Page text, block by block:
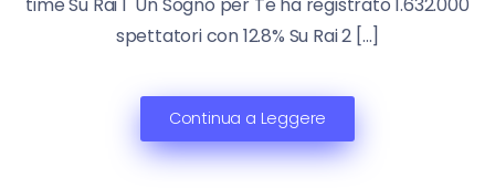
spettatori con 12.8% Su Rai 2 […]
Continua a Leggere